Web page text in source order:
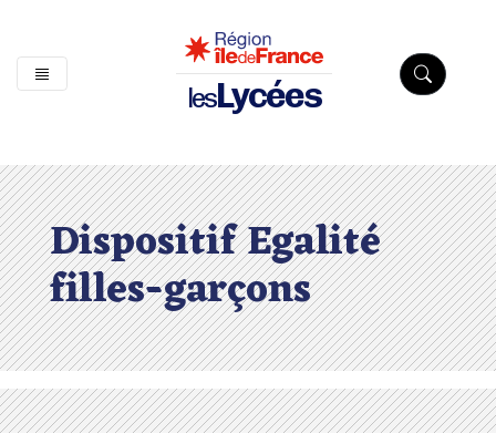
lesLycées
Dispositif Egalité
filles-garçons